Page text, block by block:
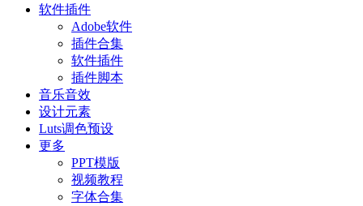
软件插件
Adobe软件
插件合集
软件插件
插件脚本
音乐音效
设计元素
Luts调色预设
更多
PPT模版
视频教程
字体合集